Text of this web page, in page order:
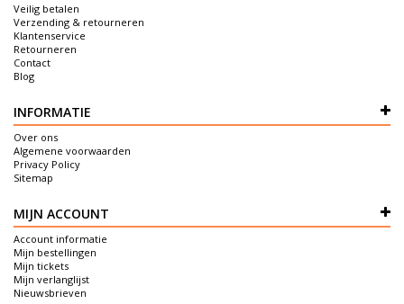
Veilig betalen
Verzending & retourneren
Klantenservice
Retourneren
Contact
Blog
INFORMATIE
Over ons
Algemene voorwaarden
Privacy Policy
Sitemap
MIJN ACCOUNT
Account informatie
Mijn bestellingen
Mijn tickets
Mijn verlanglijst
Nieuwsbrieven